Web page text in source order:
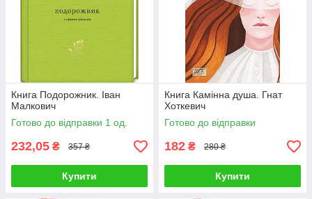
Книга Подорожник. Іван
Малкович
Готово до відправки 1 од.
232,05 ₴ 357 ₴
Купити
Книга Камінна душа. Гнат
Хоткевич
Готово до відправки
182 ₴ 280 ₴
Купити